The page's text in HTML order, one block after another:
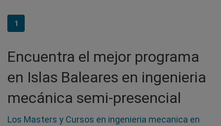
1
Encuentra el mejor programa
en Islas Baleares en ingenieria
mecánica semi-presencial
Los Masters y Cursos en ingenieria mecanica en